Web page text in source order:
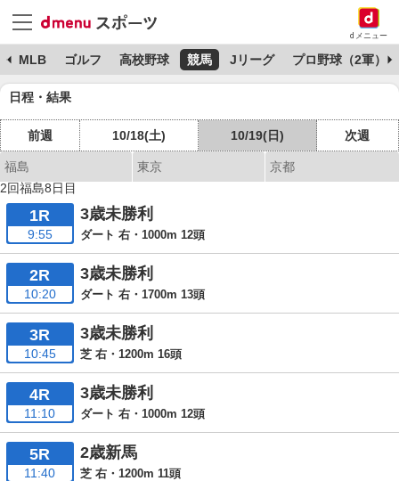
dメニュー
MLB ゴルフ 高校野球 競馬 Jリーグ プロ野球（2軍）
日程・結果
前週 10/18(土) 10/19(日) 次週
福島 東京
京都
2回福島8日目
1R
9:55
3歳未勝利
ダート 右・1000m 12頭
2R
10:20
3歳未勝利
ダート 右・1700m 13頭
3R
10:45
3歳未勝利
芝 右・1200m 16頭
4R
11:10
3歳未勝利
ダート 右・1000m 12頭
5R
11:40
2歳新馬
芝 右・1200m 11頭